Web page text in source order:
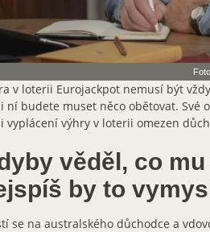
v loterii Eurojackpot nemusí být
ní budete muset něco obětovat. Své
vyplácení výhry v loterii omezen
věděl, co
by to
se na australského důchodce a